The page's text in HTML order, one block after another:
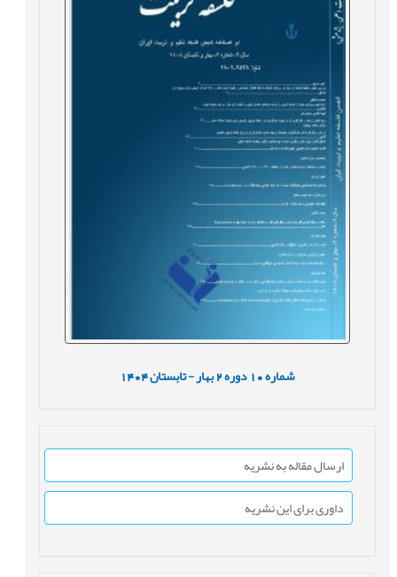
شماره10 دوره2 بهار - تابستان1404
ارسال مقاله به نشریه
داوری برای این نشریه